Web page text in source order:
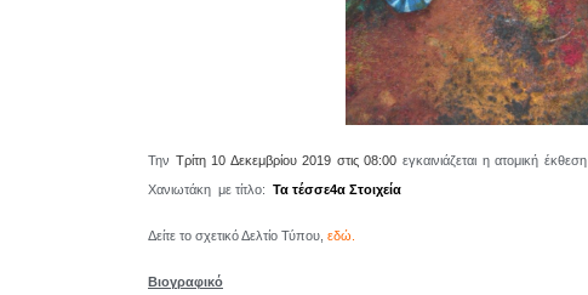
Την Τρίτη 10 Δεκεμβρίου 2019 στις08:00 εγκαινιάζεται η ατομική
Χανιωτάκη με τίτλο: Τα τέσσε4α Στοιχεία
Δείτε το σχετικό Δελτίο Τύπου, εδώ.
Βιογραφικό